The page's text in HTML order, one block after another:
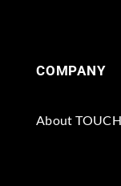
COMPANY
About TOUCH